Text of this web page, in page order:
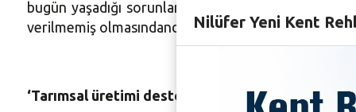
bugün yaşadığı sorunların en başında yine
verilmemiş olmasındandır. Doğayla dost yaşamayı
‘Tarımsal üretimi destekliyoruz’
Nilüfer Yeni Kent